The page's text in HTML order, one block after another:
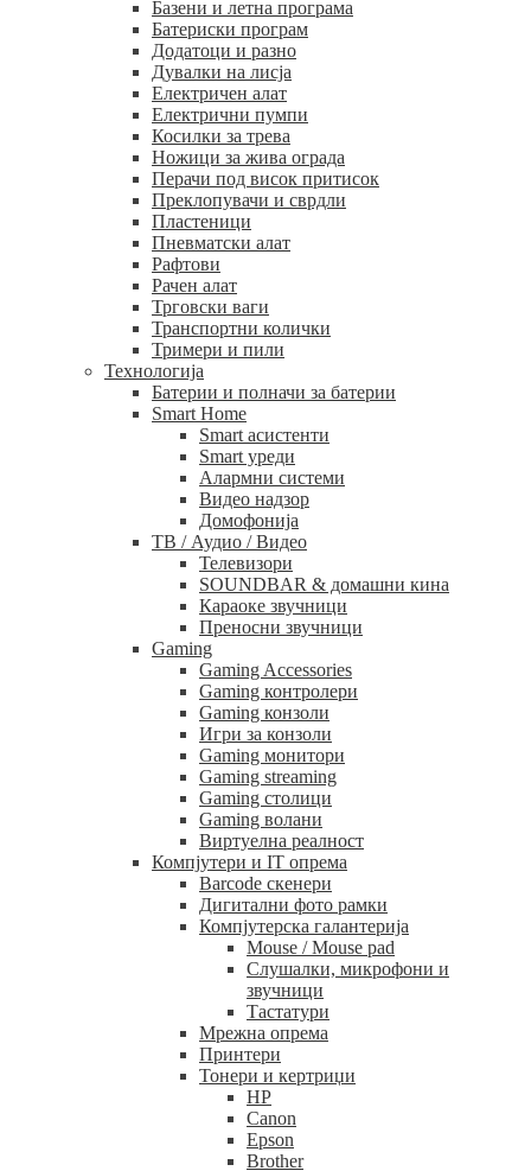
Базени и летна програма
Батериски програм
Додатоци и разно
Дувалки на лисја
Електричен алат
Електрични пумпи
Косилки за трева
Ножици за жива ограда
Перачи под висок притисок
Преклопувачи и сврдли
Пластеници
Пневматски алат
Рафтови
Рачен алат
Трговски ваги
Транспортни колички
Тримери и пили
Технологија
Батерии и полначи за батерии
Smart Home
Smart асистенти
Smart уреди
Алармни системи
Видео надзор
Домофонија
ТВ / Аудио / Видео
Телевизори
SOUNDBAR & домашни кина
Караоке звучници
Преносни звучници
Gaming
Gaming Accessories
Gaming контролери
Gaming конзоли
Игри за конзоли
Gaming монитори
Gaming streaming
Gaming столици
Gaming волани
Виртуелна реалност
Компјутери и IT опрема
Barcode скенери
Дигитални фото рамки
Компјутерска галантерија
Mouse / Mouse pad
Слушалки, микрофони и
звучници
Тастатури
Мрежна опрема
Принтери
Тонери и кертриџи
HP
Canon
Epson
Brother